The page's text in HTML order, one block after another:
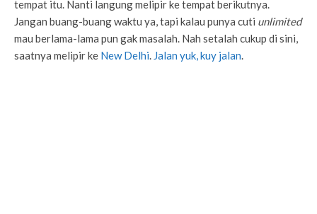
tempat itu. Nanti langung melipir ke tempat berikutnya.
Jangan buang-buang waktu ya, tapi kalau punya cuti unlimited
mau berlama-lama pun gak masalah. Nah setalah cukup di sini,
saatnya melipir ke New Delhi. Jalan yuk, kuy jalan.